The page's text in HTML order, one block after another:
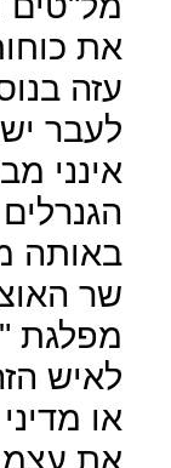
את
עזה
לעבר
אינני
באותה
שר
מפלגת
לאיש
או
את